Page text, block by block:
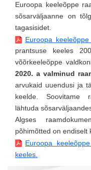
Euroopa keeleõppe
sõsarväljaanne on
tagasisidet.
Euroopa
prantsuse keeles
võõrkeeleõppe
2020. a valminud
arvukaid uuendusi ja
keelde. Soovitame
lähtuda
Algses
põhimõtted on endiselt
Euroopa
keeles.